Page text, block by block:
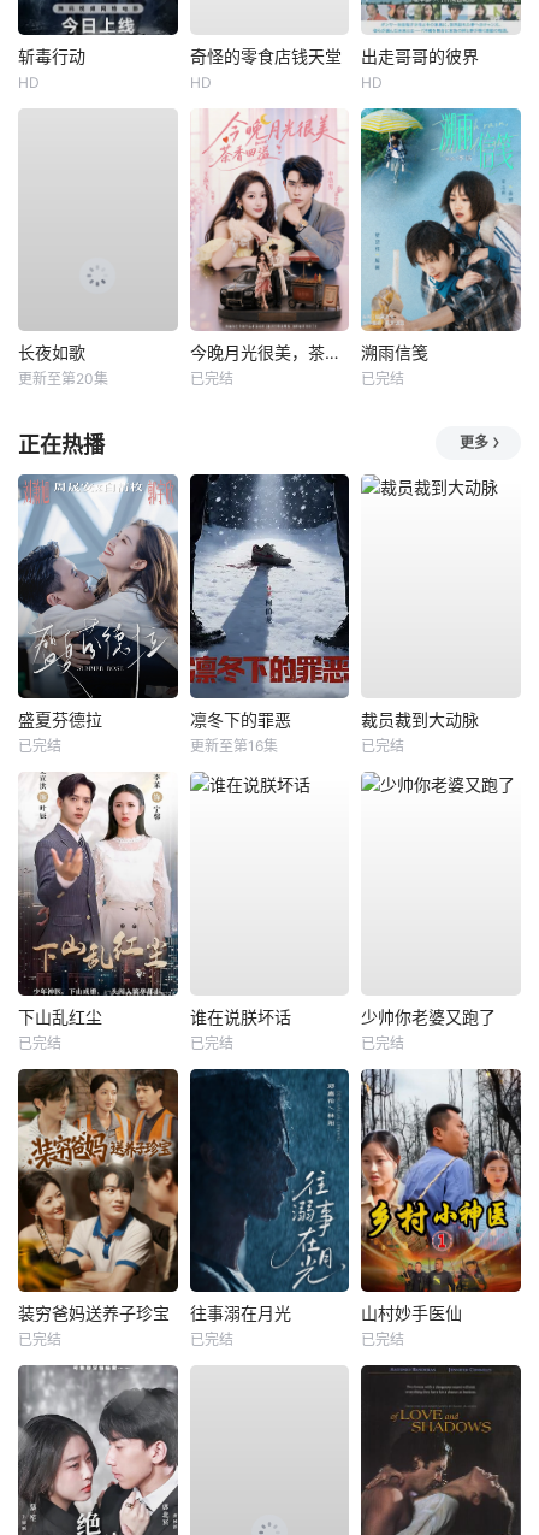
斩毒行动
HD
奇怪的零食店钱天堂
HD
出走哥哥的彼界
HD
长夜如歌
更新至第20集
今晚月光很美，茶香四溢
已完结
溯雨信笺
已完结
正在热播 更多
盛夏芬德拉
已完结
凛冬下的罪恶
更新至第16集
裁员裁到大动脉
已完结
下山乱红尘
已完结
谁在说朕坏话
已完结
少帅你老婆又跑了
已完结
装穷爸妈送养子珍宝
已完结
往事溺在月光
已完结
山村妙手医仙
已完结